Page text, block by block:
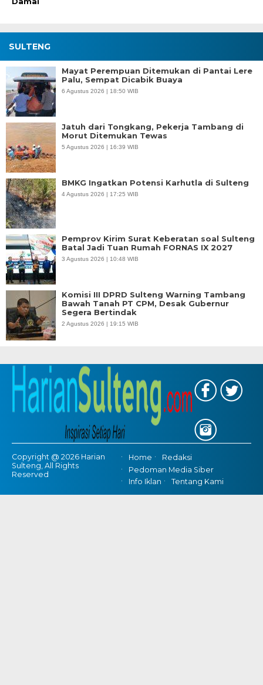
SULTENG
Mayat Perempuan Ditemukan di Pantai Lere
Palu, Sempat Dicabik Buaya
6 Agustus 2026 | 18:50 WIB
Jatuh dari Tongkang, Pekerja Tambang di
Morut Ditemukan Tewas
5 Agustus 2026 | 16:39 WIB
BMKG Ingatkan Potensi Karhutla di Sulteng
4 Agustus 2026 | 17:25 WIB
Pemprov Kirim Surat Keberatan soal Sulteng
Batal Jadi Tuan Rumah FORNAS IX 2027
3 Agustus 2026 | 10:48 WIB
Komisi III DPRD Sulteng Warning Tambang
Bawah Tanah PT CPM, Desak Gubernur
Segera Bertindak
2 Agustus 2026 | 19:15 WIB
Copyright @ 2026 Harian
Sulteng, All Rights
Reserved
Home
Redaksi
Pedoman Media Siber
Info Iklan
Tentang Kami